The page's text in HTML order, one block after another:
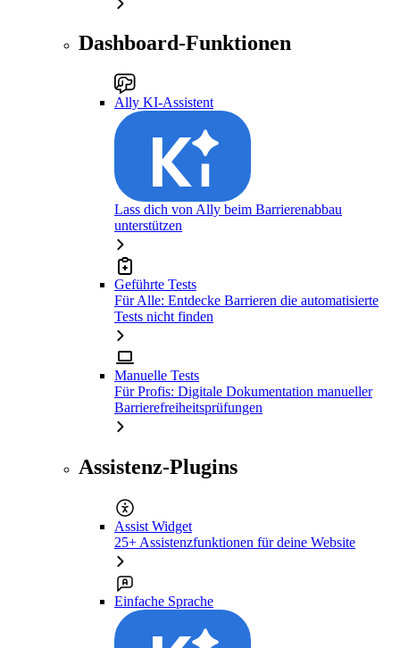
Dashboard-Funktionen
Ally KI-Assistent
Lass dich von Ally beim Barrierenabbau
unterstützen
Geführte Tests
Für Alle: Entdecke Barrieren die automatisierte
Tests nicht finden
Manuelle Tests
Für Profis: Digitale Dokumentation manueller
Barrierefreiheitsprüfungen
Assistenz-Plugins
Assist Widget
25+ Assistenzfunktionen für deine Website
Einfache Sprache